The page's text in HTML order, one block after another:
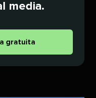
media.​​
gratuita​​